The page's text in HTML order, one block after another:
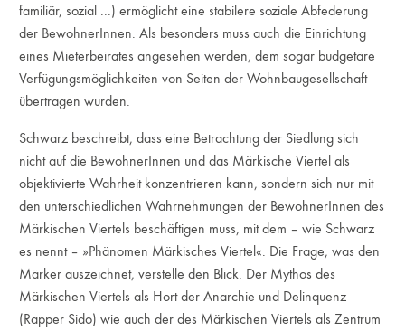
familiär, sozial ...) ermöglicht eine stabilere soziale Abfederung
der BewohnerInnen. Als besonders muss auch die Einrichtung
eines Mieterbeirates angesehen werden, dem sogar budgetäre
Verfügungsmöglichkeiten von Seiten der Wohnbaugesellschaft
übertragen wurden.
Schwarz beschreibt, dass eine Betrachtung der Siedlung sich
nicht auf die BewohnerInnen und das Märkische Viertel als
objektivierte Wahrheit konzentrieren kann, sondern sich nur mit
den unterschiedlichen Wahrnehmungen der BewohnerInnen des
Märkischen Viertels beschäftigen muss, mit dem – wie Schwarz
es nennt – »Phänomen Märkisches Viertel«. Die Frage, was den
Märker auszeichnet, verstelle den Blick. Der Mythos des
Märkischen Viertels als Hort der Anarchie und Delinquenz
(Rapper Sido) wie auch der des Märkischen Viertels als Zentrum